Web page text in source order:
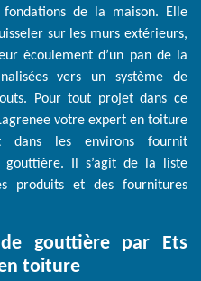
de la maison. Elle
sur les murs extérieurs,
écoulement d’un pan de la
vers un système de
Pour tout projet dans ce
votre expert en toiture
les environs fournit
Il s’agit de la liste
produits et des fournitures
gouttière par Ets
toiture